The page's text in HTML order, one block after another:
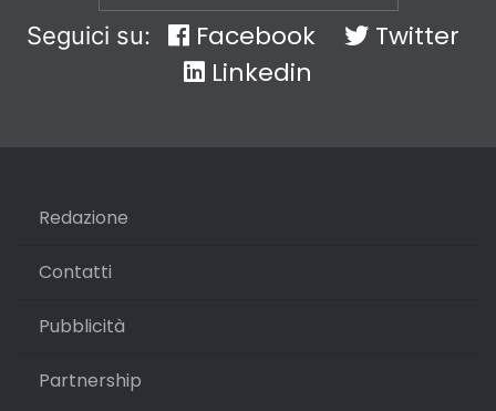
Seguici su: Facebook
Twitter
Linkedin
Redazione
Contatti
Pubblicità
Partnership